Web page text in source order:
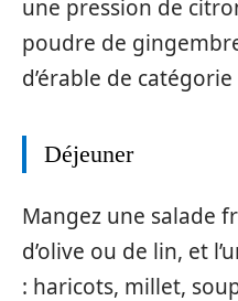
une pression de
poudre de
d’érable de catégorie
Déjeuner
Mangez une salade
d’olive ou de lin, et
: haricots, millet,